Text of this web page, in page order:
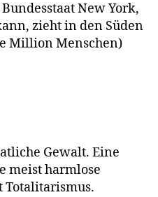
New York,
zieht in den Süden
Million Menschen)
Gewalt. Eine
meist harmlose